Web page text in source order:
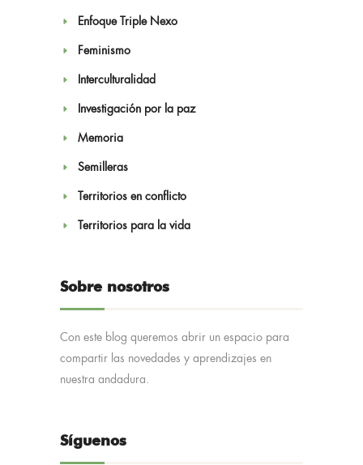
Enfoque Triple Nexo
Feminismo
Interculturalidad
Investigación por la paz
Memoria
Semilleras
Territorios en conflicto
Territorios para la vida
Sobre nosotros
Con este blog queremos abrir un espacio para
compartir las novedades y aprendizajes en
nuestra andadura.
Síguenos